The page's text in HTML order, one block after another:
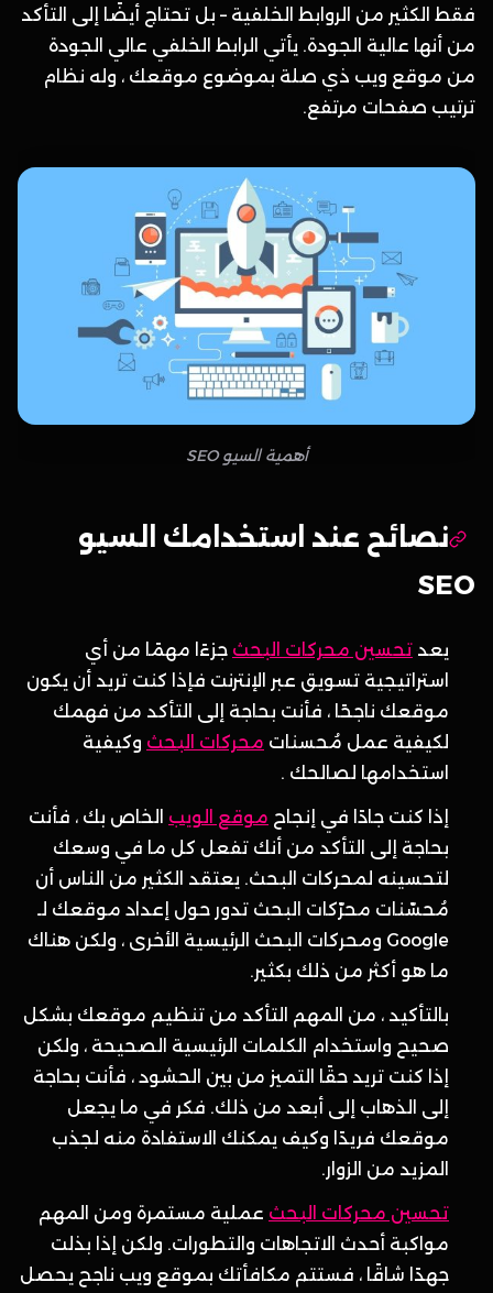
فقط الكثير من الروابط الخلفية – بل تحتاج أيضًا إلى التأكد
من أنها عالية الجودة. يأتي الرابط الخلفي عالي الجودة
من موقع ويب ذي صلة بموضوع موقعك ، وله نظام
ترتيب صفحات مرتفع.
أهمية السيو SEO
نصائح عند استخدامك السيو
SEO
يعد تحسين محركات البحث جزءًا مهمًا من أي
استراتيجية تسويق عبر الإنترنت فإذا كنت تريد أن يكون
موقعك ناجحًا ، فأنت بحاجة إلى التأكد من فهمك
لكيفية عمل مُحسنات محركات البحث وكيفية
استخدامها لصالحك .
إذا كنت جادًا في إنجاح موقع الويب الخاص بك ، فأنت
بحاجة إلى التأكد من أنك تفعل كل ما في وسعك
لتحسينه لمحركات البحث. يعتقد الكثير من الناس أن
مُحسّنات محرّكات البحث تدور حول إعداد موقعك لـ
Google ومحركات البحث الرئيسية الأخرى ، ولكن هناك
ما هو أكثر من ذلك بكثير.
بالتأكيد ، من المهم التأكد من تنظيم موقعك بشكل
صحيح واستخدام الكلمات الرئيسية الصحيحة ، ولكن
إذا كنت تريد حقًا التميز من بين الحشود ، فأنت بحاجة
إلى الذهاب إلى أبعد من ذلك. فكر في ما يجعل
موقعك فريدًا وكيف يمكنك الاستفادة منه لجذب
المزيد من الزوار.
تحسين محركات البحث عملية مستمرة ومن المهم
مواكبة أحدث الاتجاهات والتطورات. ولكن إذا بذلت
جهدًا شاقًا ، فستتم مكافأتك بموقع ويب ناجح يحصل